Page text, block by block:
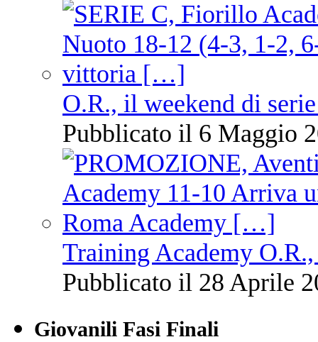
O.R., il weekend di
Pubblicato il 6 Maggio
Training Academy
Pubblicato il 28 Aprile
Giovanili Fasi Finali